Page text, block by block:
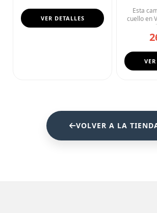
VER DETALLES
Esta
cuello en
en su
VOLVER A LA